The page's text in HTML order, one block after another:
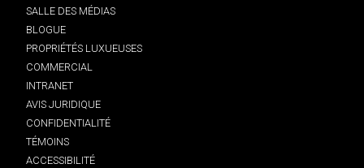
SALLE DES MÉDIAS
BLOGUE
PROPRIÉTÉS LUXUEUSES
COMMERCIAL
INTRANET
AVIS JURIDIQUE
CONFIDENTIALITÉ
TÉMOINS
ACCESSIBILITÉ